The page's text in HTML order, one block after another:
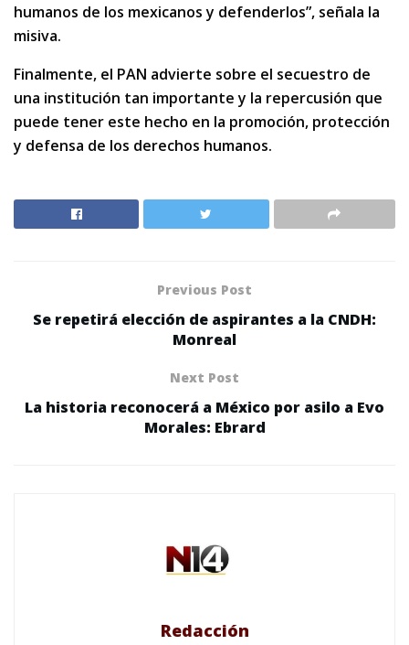
humanos de los mexicanos y defenderlos”, señala la
misiva.
Finalmente, el PAN advierte sobre el secuestro de
una institución tan importante y la repercusión que
puede tener este hecho en la promoción, protección
y defensa de los derechos humanos.
Previous Post
Se repetirá elección de aspirantes a la CNDH:
Monreal
Next Post
La historia reconocerá a México por asilo a Evo
Morales: Ebrard
Redacción